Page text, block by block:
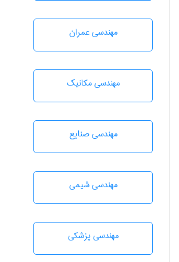
مهندسی عمران
مهندسی مکانیک
مهندسی صنايع
مهندسي شيمی
مهندسی پزشکی